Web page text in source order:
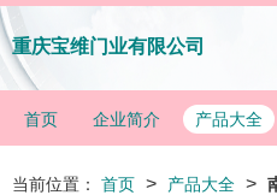
重庆宝维门业有限公司
首页 企业简介 产品大全
当前位置： 首页 > 产品大全 >